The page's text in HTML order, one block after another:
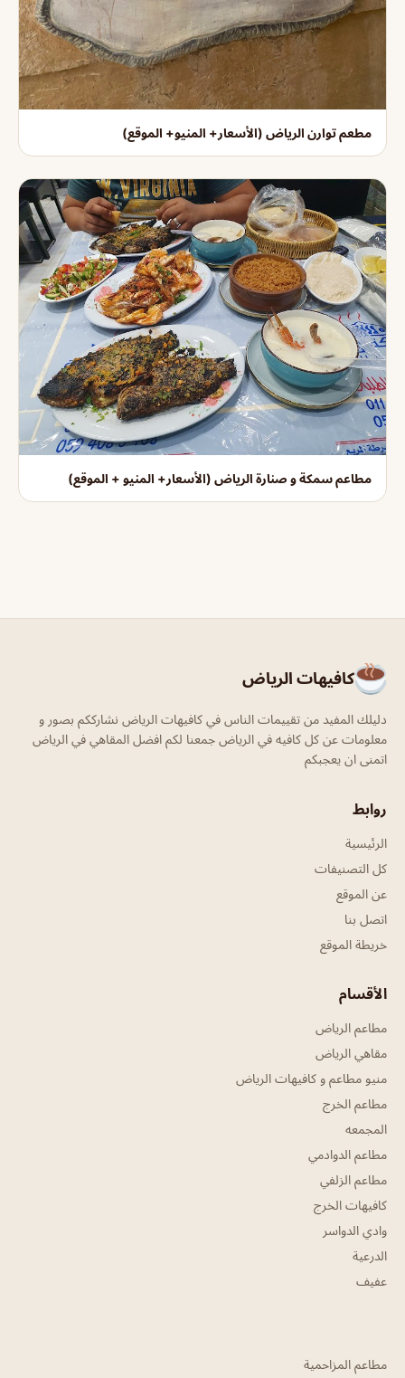
مطعم توارن الرياض (الأسعار+ المنيو+ الموقع)
مطاعم سمكة و صنارة الرياض (الأسعار+ المنيو + الموقع)
كافيهات الرياض
دليلك المفيد من تقييمات الناس في كافيهات الرياض نشارككم بصور و
معلومات عن كل كافيه في الرياض جمعنا لكم افضل المقاهي في الرياض
اتمنى ان يعجبكم
روابط
الرئيسية
كل التصنيفات
عن الموقع
اتصل بنا
خريطة الموقع
الأقسام
مطاعم الرياض
مقاهي الرياض
منيو مطاعم و كافيهات الرياض
مطاعم الخرج
المجمعه
مطاعم الدوادمي
مطاعم الزلفي
كافيهات الخرج
وادي الدواسر
الدرعية
عفيف
مطاعم المزاحمية